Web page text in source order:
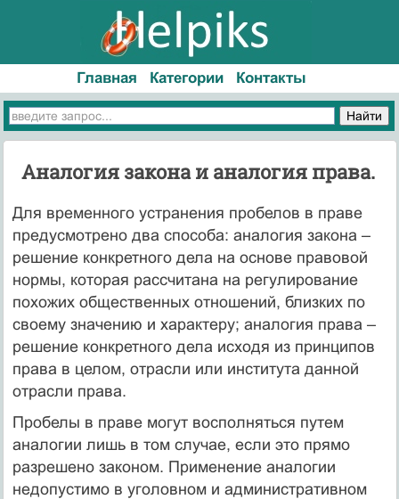
Главная Категории Контакты
Аналогия закона и аналогия права.
Для временного устранения пробелов в праве
предусмотрено два способа: аналогия закона –
решение конкретного дела на основе правовой
нормы, которая рассчитана на регулирование
похожих общественных отношений, близких по
своему значению и характеру; аналогия права –
решение конкретного дела исходя из принципов
права в целом, отрасли или института данной
отрасли права.
Пробелы в праве могут восполняться путем
аналогии лишь в том случае, если это прямо
разрешено законом. Применение аналогии
недопустимо в уголовном и административном